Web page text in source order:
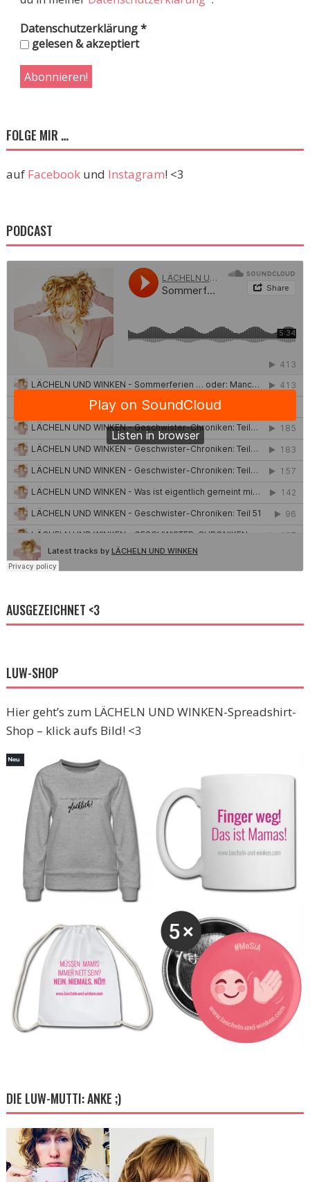
Datenschutzerklärung*
gelesen & akzeptiert
FOLGE MIR …
auf Facebookund Instagram! <3
PODCAST
AUSGEZEICHNET <3
LUW-SHOP
Hier geht’s zum LÄCHELN UND WINKEN-Spreadshirt-
Shop – klick aufs Bild! <3
DIE LUW-MUTTI: ANKE ;)